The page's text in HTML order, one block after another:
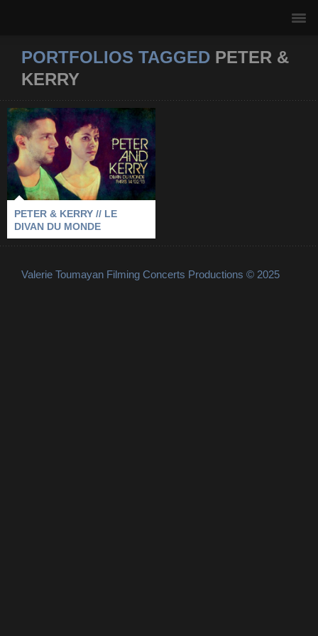
PORTFOLIOS TAGGED PETER &
KERRY
PETER & KERRY // LE
DIVAN DU MONDE
2013 -LE DIVAN DU MONDE-PARIS-
PETER & KERRY
PETER & KERRY // LE
DIVAN DU MONDE
Valerie Toumayan Filming Concerts Productions © 2025